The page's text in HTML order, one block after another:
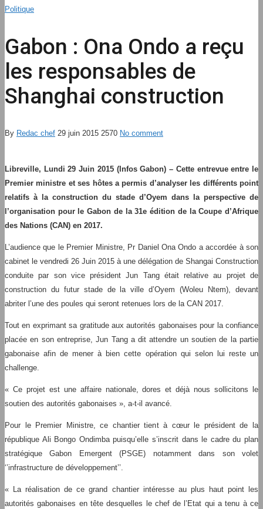
Politique
Gabon : Ona Ondo a reçu
les responsables de
Shanghai construction
By Redac chef 29 juin 2015 2570 No comment
Libreville, Lundi 29 Juin 2015 (Infos Gabon) – Cette entrevue entre le
Premier ministre et ses hôtes a permis d’analyser les différents point
relatifs à la construction du stade d’Oyem dans la perspective de
l’organisation pour le Gabon de la 31e édition de la Coupe d’Afrique
des Nations (CAN) en 2017.
L’audience que le Premier Ministre, Pr Daniel Ona Ondo a accordée à son
cabinet le vendredi 26 Juin 2015 à une délégation de Shangai Construction
conduite par son vice président Jun Tang était relative au projet de
construction du futur stade de la ville d’Oyem (Woleu Ntem), devant
abriter l’une des poules qui seront retenues lors de la CAN 2017.
Tout en exprimant sa gratitude aux autorités gabonaises pour la confiance
placée en son entreprise, Jun Tang a dit attendre un soutien de la partie
gabonaise afin de mener à bien cette opération qui selon lui reste un
challenge.
« Ce projet est une affaire nationale, dores et déjà nous sollicitons le
soutien des autorités gabonaises », a-t-il avancé.
Pour le Premier Ministre, ce chantier tient à cœur le président de la
république Ali Bongo Ondimba puisqu’elle s’inscrit dans le cadre du plan
stratégique Gabon Emergent (PSGE) notamment dans son volet
‘’infrastructure de développement’’.
« La réalisation de ce grand chantier intéresse au plus haut point les
autorités gabonaises en tête desquelles le chef de l’Etat qui a tenu à ce